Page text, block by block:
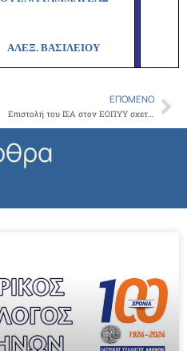
ΑΛΕΞ. ΒΑΣΙΛΕΙΟΥ
ΕΠΌΜΕΝΟ
Επιστολή του ΙΣΑ στον ΕΟΠΥΥ σχετικά με τους ελέγχους που πραγματοποιούνται σε παρόχους